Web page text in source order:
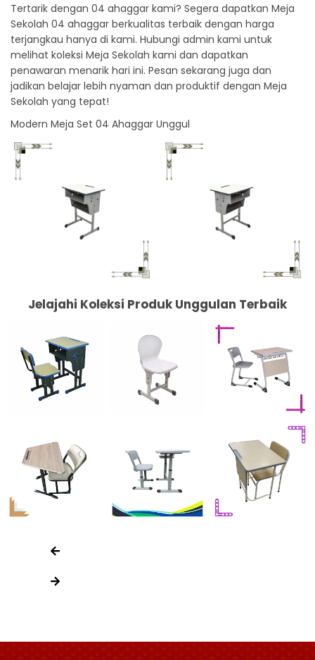
Tertarik dengan 04 ahaggar kami? Segera dapatkan Meja
Sekolah 04 ahaggar berkualitas terbaik dengan harga
terjangkau hanya di kami. Hubungi admin kami untuk
melihat koleksi Meja Sekolah kami dan dapatkan
penawaran menarik hari ini. Pesan sekarang juga dan
jadikan belajar lebih nyaman dan produktif dengan Meja
Sekolah yang tepat!
Modern Meja Set 04 Ahaggar Unggul
Jelajahi Koleksi Produk Unggulan Terbaik